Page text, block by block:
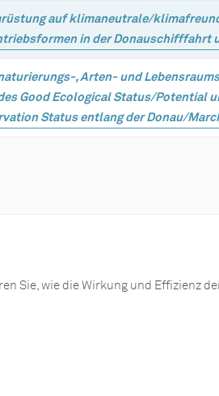
auf klimaneutrale/
in der Donauschifffahrt
, Arten- und
Good Ecological Status/Potential
Status entlang der Donau/
Sie, wie die Wirkung und Effizienz